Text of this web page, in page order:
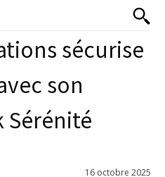
sécurise
son
Sérénité
16 octobre 2025